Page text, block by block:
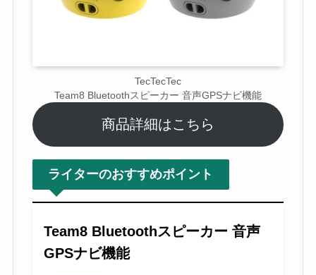
TecTecTec
Team8 Bluetoothスピーカー 音声GPSナビ機能
商品詳細はこちら
ライターのおすすめポイント
Team8 Bluetoothスピーカー 音声
GPSナビ機能